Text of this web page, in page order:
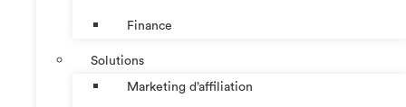
Finance
Solutions
Marketing d’affiliation